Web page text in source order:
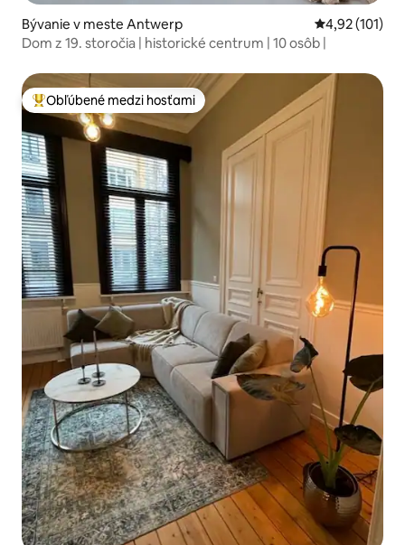
Bývanie v meste Antwerp Priemerné
4,92 (101)
Dom z 19. storočia | historické centrum | 10 osôb |
Najobľúbenejšie medzi hosťami
Obľúbené medzi hosťami